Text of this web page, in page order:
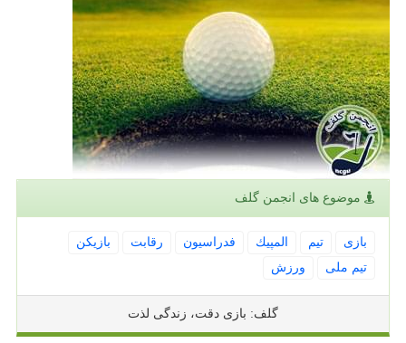
موضوع های انجمن گلف
بازی تیم المپیك فدراسیون رقابت
بازیكن
تیم ملی
ورزش
گلف: بازی دقت، زندگی لذت